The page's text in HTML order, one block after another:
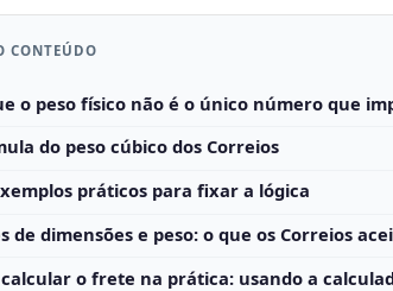
CONTEÚDO
o peso físico não é o único número que
do peso cúbico dos Correios
práticos para fixar a lógica
de dimensões e peso: o que os Correios
calcular o frete na prática: usando a